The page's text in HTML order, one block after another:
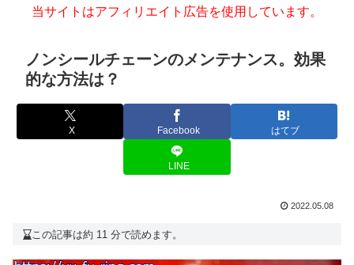
当サイトはアフィリエイト広告を使用しています。
ノンシールチェーンのメンテナンス。効果
的な方法は？
X Facebook はてブ
LINE
2022.05.08
この記事は約 11 分で読めます。